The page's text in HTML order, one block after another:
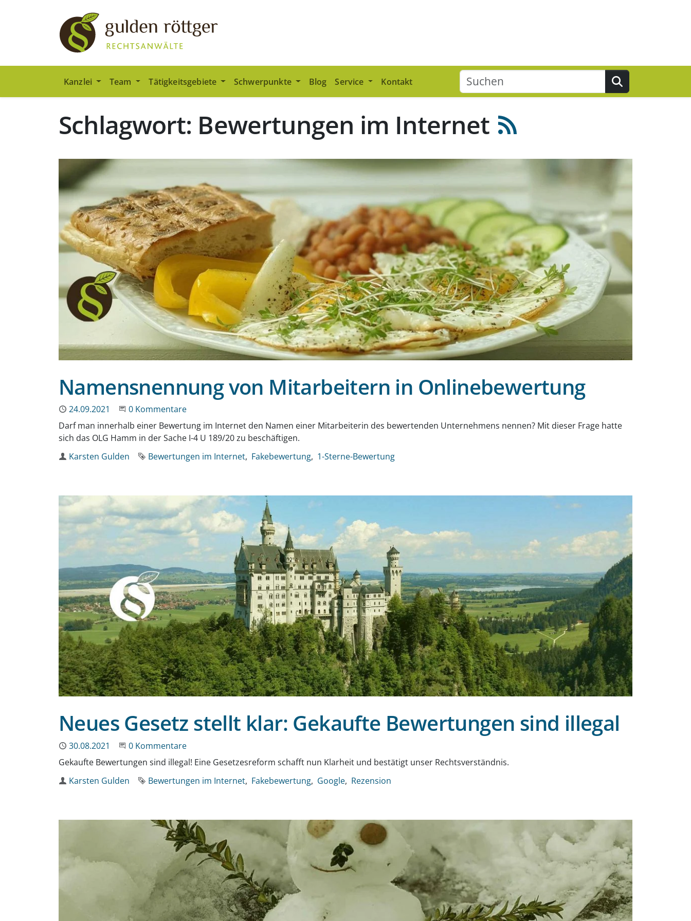
Kanzlei Team Tätigkeitsgebiete Schwerpunkte Blog Service Kontakt
Suchen
Schlagwort: Bewertungen im Internet
Namensnennung von Mitarbeitern in Onlinebewertung
Publiziert
24.09.2021 Beginne eine Unterhaltung
0 Kommentare
Darf man innerhalb einer Bewertung im Internet den Namen einer Mitarbeiterin des bewertenden Unternehmens nennen? Mit dieser Frage hatte
sich das OLG Hamm in der Sache I-4 U 189/20 zu beschäftigen.
Autor
Karsten Gulden Schlagworte
Bewertungen im Internet Fakebewertung 1-Sterne-Bewertung
Neues Gesetz stellt klar: Gekaufte Bewertungen sind illegal
Publiziert
30.08.2021 Beginne eine Unterhaltung
0 Kommentare
Gekaufte Bewertungen sind illegal! Eine Gesetzesreform schafft nun Klarheit und bestätigt unser Rechtsverständnis.
Autor
Karsten Gulden Schlagworte
Bewertungen im Internet Fakebewertung Google Rezension